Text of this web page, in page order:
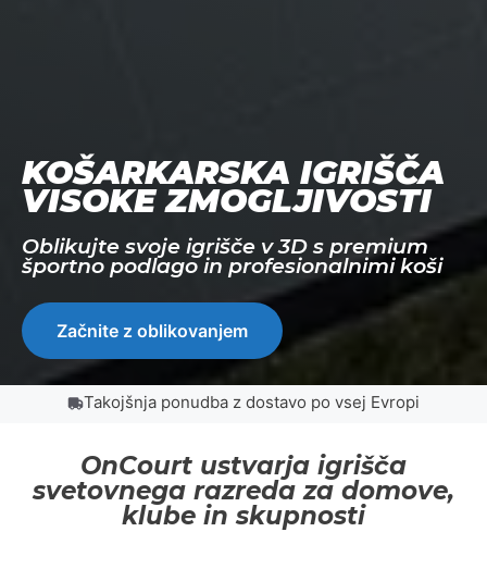
KOŠARKARSKA IGRIŠČA
VISOKE ZMOGLJIVOSTI
Oblikujte svoje igrišče v 3D s premium
športno podlago in profesionalnimi koši
Začnite z oblikovanjem
Takojšnja ponudba z dostavo po vsej Evropi
OnCourt ustvarja igrišča
svetovnega razreda za domove,
klube in skupnosti